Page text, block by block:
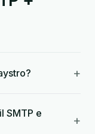
+
SMTP e
+